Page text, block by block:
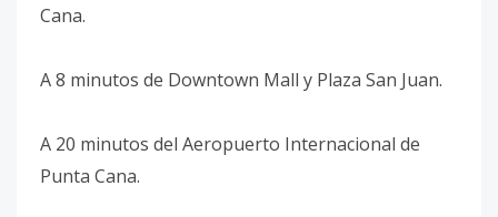
Cana.
A 8 minutos de Downtown Mall y Plaza San Juan.
A 20 minutos del Aeropuerto Internacional de
Punta Cana.